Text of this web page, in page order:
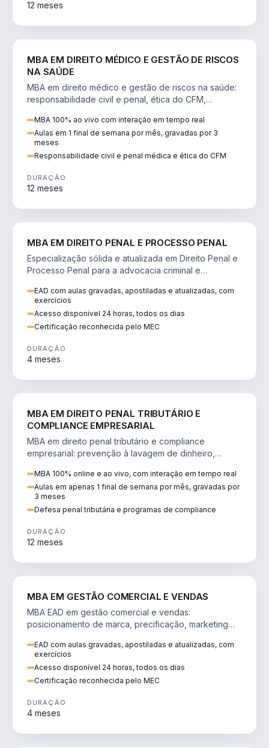
12 meses
MBA EM DIREITO MÉDICO E GESTÃO DE RISCOS
NA SAÚDE
MBA em direito médico e gestão de riscos na saúde:
responsabilidade civil e penal, ética do CFM,
MBA 100% ao vivo com interação em tempo real
Aulas em 1 final de semana por mês, gravadas por 3
meses
Responsabilidade civil e penal médica e ética do CFM
DURAÇÃO
12 meses
MBA EM DIREITO PENAL E PROCESSO PENAL
Especialização sólida e atualizada em Direito Penal e
Processo Penal para a advocacia criminal e
EAD com aulas gravadas, apostiladas e atualizadas, com
exercícios
Acesso disponível 24 horas, todos os dias
Certificação reconhecida pelo MEC
DURAÇÃO
4 meses
MBA EM DIREITO PENAL TRIBUTÁRIO E
COMPLIANCE EMPRESARIAL
MBA em direito penal tributário e compliance
empresarial: prevenção à lavagem de dinheiro,
MBA 100% online e ao vivo, com interação em tempo real
Aulas em apenas 1 final de semana por mês, gravadas por
3 meses
Defesa penal tributária e programas de compliance
DURAÇÃO
12 meses
MBA EM GESTÃO COMERCIAL E VENDAS
MBA EAD em gestão comercial e vendas:
posicionamento de marca, precificação, marketing
EAD com aulas gravadas, apostiladas e atualizadas, com
exercícios
Acesso disponível 24 horas, todos os dias
Certificação reconhecida pelo MEC
DURAÇÃO
4 meses